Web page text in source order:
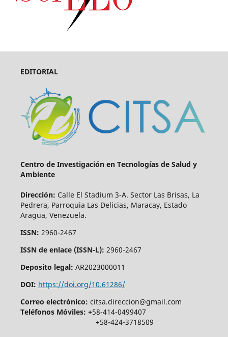
EDITORIAL
Centro de Investigación en Tecnologías de Salud y
Ambiente
Dirección: Calle El Stadium 3-A. Sector Las Brisas, La
Pedrera, Parroquia Las Delicias, Maracay, Estado
Aragua, Venezuela.
ISSN: 2960-2467
ISSN de enlace (ISSN-L): 2960-2467
Deposito legal: AR2023000011
DOI: https://doi.org/10.61286/
Correo electrónico: citsa.direccion@gmail.com
Teléfonos Móviles: +58-414-0499407
+58-424-3718509